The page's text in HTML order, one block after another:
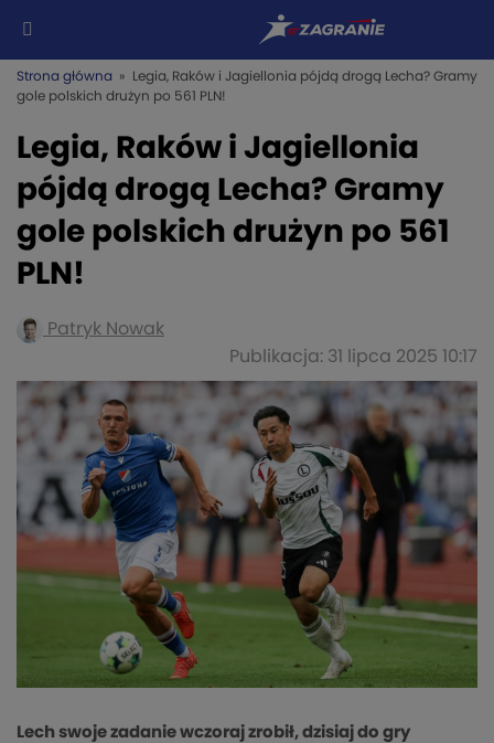
Strona główna » Legia, Raków i Jagiellonia pójdą drogą Lecha? Gramy
gole polskich drużyn po 561 PLN!
Legia, Raków i Jagiellonia
pójdą drogą Lecha? Gramy
gole polskich drużyn po 561
PLN!
Patryk Nowak
Publikacja: 31 lipca 2025 10:17
Lech swoje zadanie wczoraj zrobił, dzisiaj do gry